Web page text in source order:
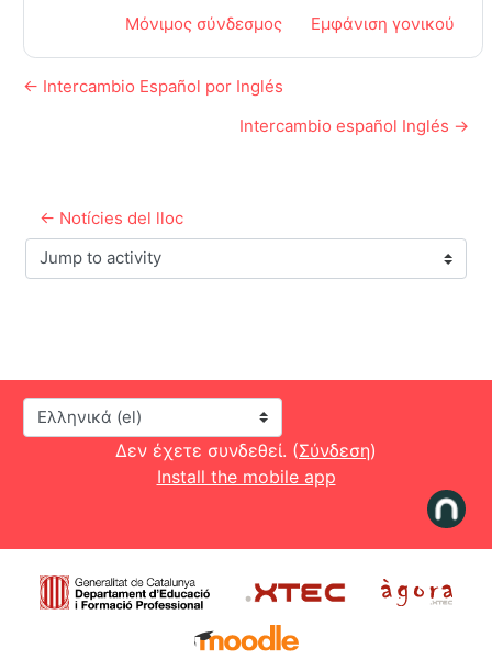
Μόνιμος σύνδεσμος Εμφάνιση γονικού
← Intercambio Español por Inglés
Intercambio español Inglés →
← Notícies del lloc
Jump to activity
Γλώσσα
Δεν έχετε συνδεθεί. (Σύνδεση)
Install the mobile app